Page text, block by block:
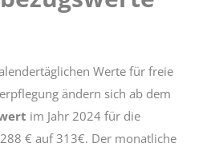
Werte für freie
ändern sich ab dem
im Jahr 2024 für die
€ auf 313€. Der monatliche